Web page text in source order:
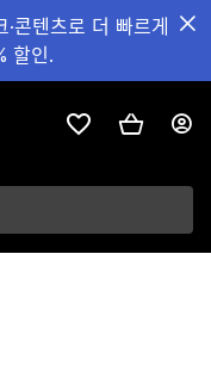
콘텐츠로 더 빠르게
할인.